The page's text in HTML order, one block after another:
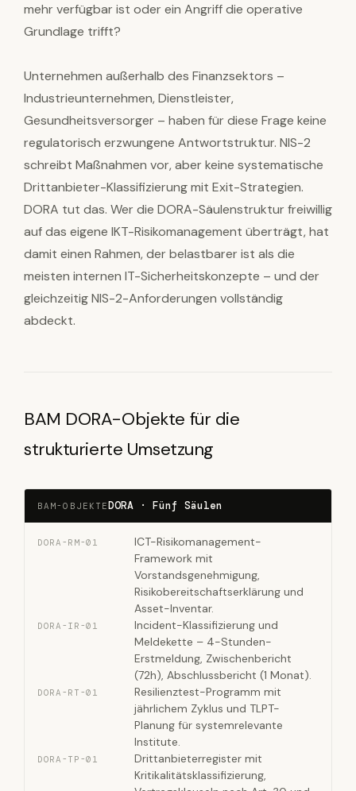
mehr verfügbar ist oder ein Angriff die operative
Grundlage trifft?
Unternehmen außerhalb des Finanzsektors –
Industrieunternehmen, Dienstleister,
Gesundheitsversorger – haben für diese Frage keine
regulatorisch erzwungene Antwortstruktur. NIS-2
schreibt Maßnahmen vor, aber keine systematische
Drittanbieter-Klassifizierung mit Exit-Strategien.
DORA tut das. Wer die DORA-Säulenstruktur freiwillig
auf das eigene IKT-Risikomanagement überträgt, hat
damit einen Rahmen, der belastbarer ist als die
meisten internen IT-Sicherheitskonzepte – und der
gleichzeitig NIS-2-Anforderungen vollständig
abdeckt.
BAM DORA-Objekte für die
strukturierte Umsetzung
BAM-OBJEKTEDORA · Fünf Säulen
DORA-RM-01
ICT-Risikomanagement-
Framework mit
Vorstandsgenehmigung,
Risikobereitschaftserklärung und
Asset-Inventar.
DORA-IR-01
Incident-Klassifizierung und
Meldekette – 4-Stunden-
Erstmeldung, Zwischenbericht
(72h), Abschlussbericht (1 Monat).
DORA-RT-01
Resilienztest-Programm mit
jährlichem Zyklus und TLPT-
Planung für systemrelevante
Institute.
DORA-TP-01
Drittanbieterregister mit
Kritikalitätsklassifizierung,